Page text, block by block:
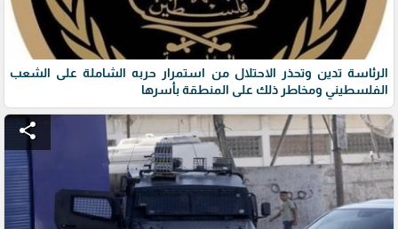
الرئاسة تدين وتحذر الاحتلال من استمرار حربه الشاملة على الشعب
الفلسطيني ومخاطر ذلك على المنطقة بأسرها
share